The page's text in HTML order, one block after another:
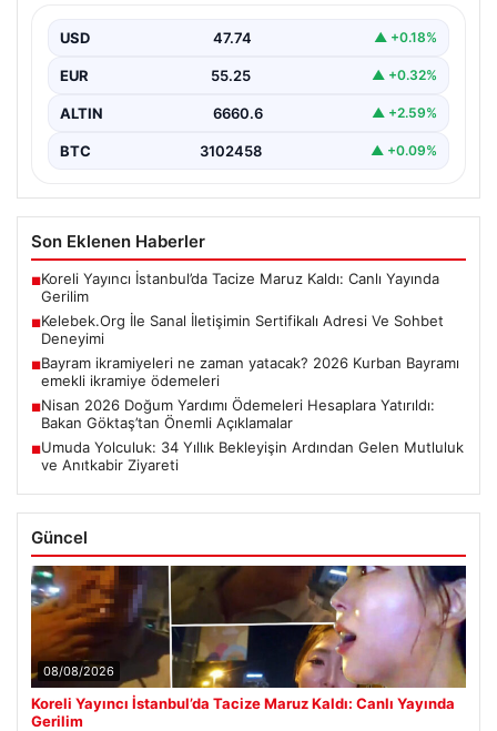
sağlaması kritik bir önem taşımaktadır. Günümüzde
birçok…
USD 47.74 ▲ +0.18%
EUR 55.25 ▲ +0.32%
ALTIN 6660.6 ▲ +2.59%
BTC 3102458 ▲ +0.09%
Son Eklenen Haberler
■Koreli Yayıncı İstanbul’da Tacize Maruz Kaldı: Canlı Yayında
Gerilim
■Kelebek.Org İle Sanal İletişimin Sertifikalı Adresi Ve Sohbet
Deneyimi
■Bayram ikramiyeleri ne zaman yatacak? 2026 Kurban Bayramı
emekli ikramiye ödemeleri
■Nisan 2026 Doğum Yardımı Ödemeleri Hesaplara Yatırıldı:
Bakan Göktaş’tan Önemli Açıklamalar
■Umuda Yolculuk: 34 Yıllık Bekleyişin Ardından Gelen Mutluluk
ve Anıtkabir Ziyareti
Güncel
08/08/2026
Koreli Yayıncı İstanbul’da Tacize Maruz Kaldı: Canlı Yayında
Gerilim